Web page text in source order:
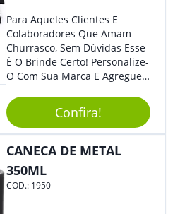
Para Aqueles Clientes E
Colaboradores Que Amam
Churrasco, Sem Dúvidas Esse
É O Brinde Certo! Personalize-
O Com Sua Marca E Agregue
É Composto Por 3 Peças Para
O Auxílio No Preparo De
Carnes, Em Um Lindo Estojo. É
A Garantia De Sucesso Para
Eventos Corporativos.
Confira!
CANECA DE METAL
350ML
COD.: 1950